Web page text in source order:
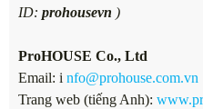
ID: prohousevn )
ProHOUSE Co., Ltd
Email: i nfo@prohouse.com.vn
Trang web (tiếng Anh):